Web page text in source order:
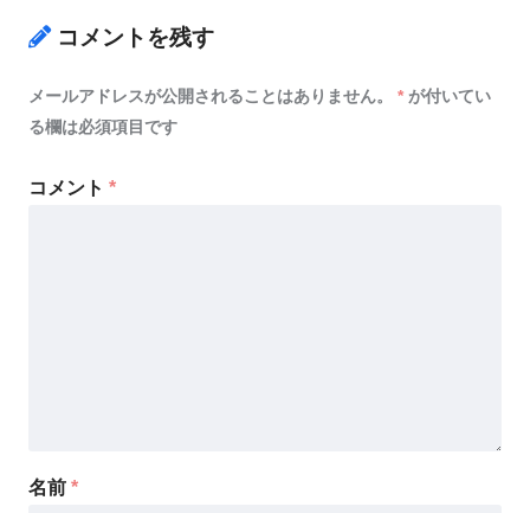
コメントを残す
メールアドレスが公開されることはありません。 * が付いてい
る欄は必須項目です
コメント *
名前 *